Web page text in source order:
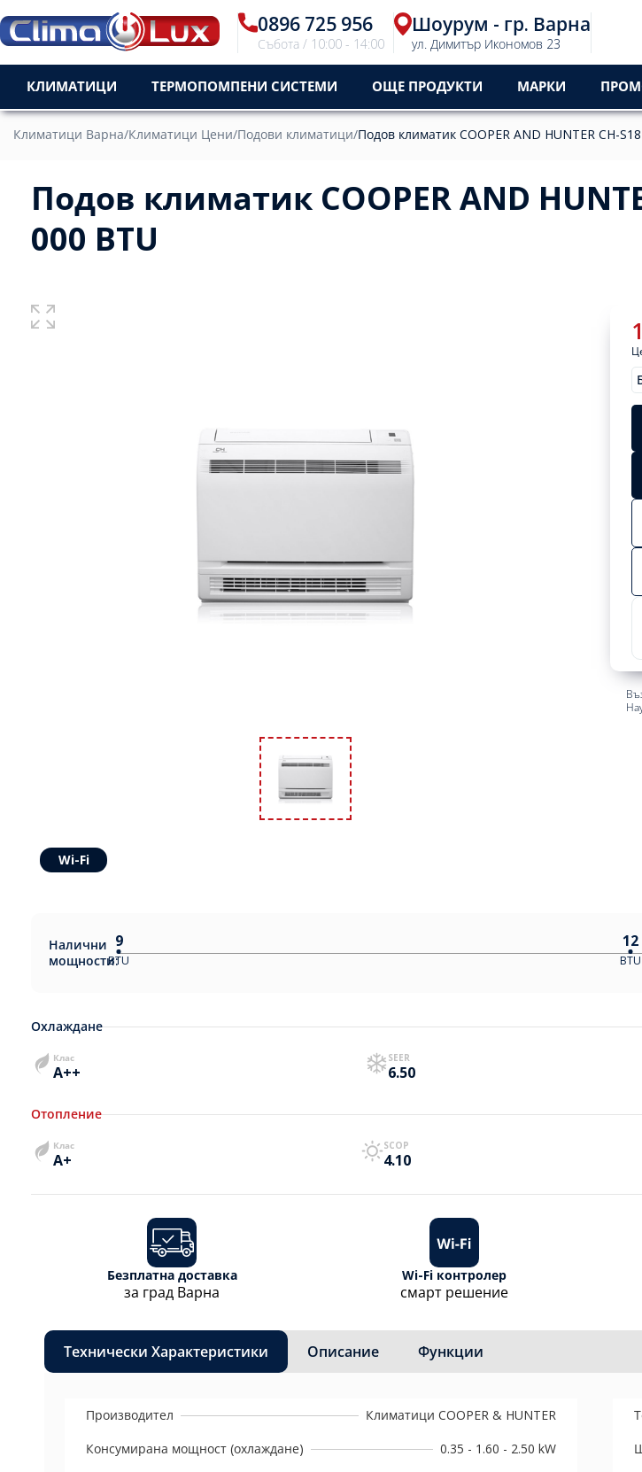
0896 725 956
Събота / 10:00 - 14:00
Шоурум - гр. Варна
ул. Димитър Икономов 23
КЛИМАТИЦИ ТЕРМОПОМПЕНИ СИСТЕМИ ОЩЕ ПРОДУКТИ МАРКИ
Климатици Варна/Климатици Цени/Подови климатици/Подов климатик COOPER AND HUNTER CH-
Подов климатик COOPER AND
000 BTU
Wi-Fi
Налични
мощности:
9
BTU
12
BTU
Охлаждане
Клас
A++
SEER
6.50
Отопление
Клас
A+
SCOP
4.10
Безплатна доставка
за град Варна
Wi-Fi контролер
смарт решение
Технически Характеристики Описание Функции
Производител
Климатици COOPER & HUNTER
Консумирана мощност (охлаждане)
0.35 - 1.60 - 2.50 kW